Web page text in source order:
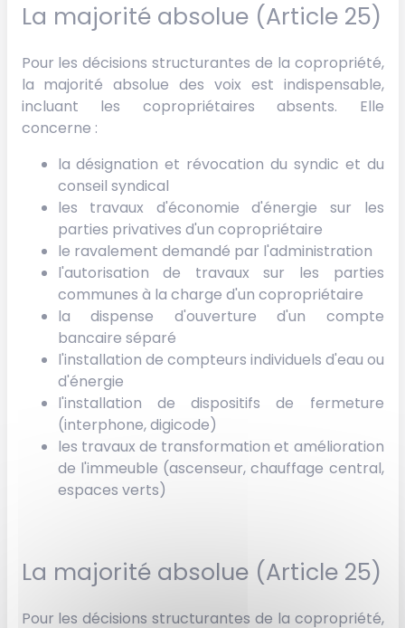
La majorité absolue (Article 25)
Pour les décisions structurantes de la copropriété,
la majorité absolue des voix est indispensable,
incluant les copropriétaires absents. Elle
concerne :
la désignation et révocation du syndic et du
conseil syndical
les travaux d'économie d'énergie sur les
parties privatives d'un copropriétaire
le ravalement demandé par l'administration
l'autorisation de travaux sur les parties
communes à la charge d'un copropriétaire
la dispense d'ouverture d'un compte
bancaire séparé
l'installation de compteurs individuels d'eau ou
d'énergie
l'installation de dispositifs de fermeture
(interphone, digicode)
les travaux de transformation et amélioration
de l'immeuble (ascenseur, chauffage central,
espaces verts)
La majorité absolue (Article 25)
Pour les décisions structurantes de la copropriété,